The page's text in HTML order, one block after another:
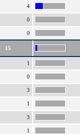
4
0
0
15
1
0
3
1
3
1